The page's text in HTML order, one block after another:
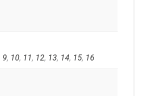
9, 10, 11, 12, 13, 14, 15, 16